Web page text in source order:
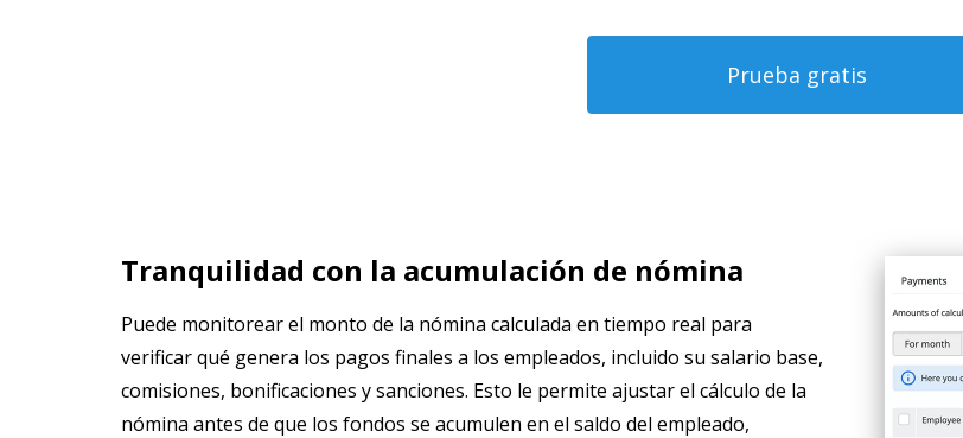
Prueba gratis
Tranquilidad con la acumulación de nómina
Puede monitorear el monto de la nómina calculada en tiempo real para
verificar qué genera los pagos finales a los empleados, incluido su salario base,
comisiones, bonificaciones y sanciones. Esto le permite ajustar el cálculo de la
nómina antes de que los fondos se acumulen en el saldo del empleado,